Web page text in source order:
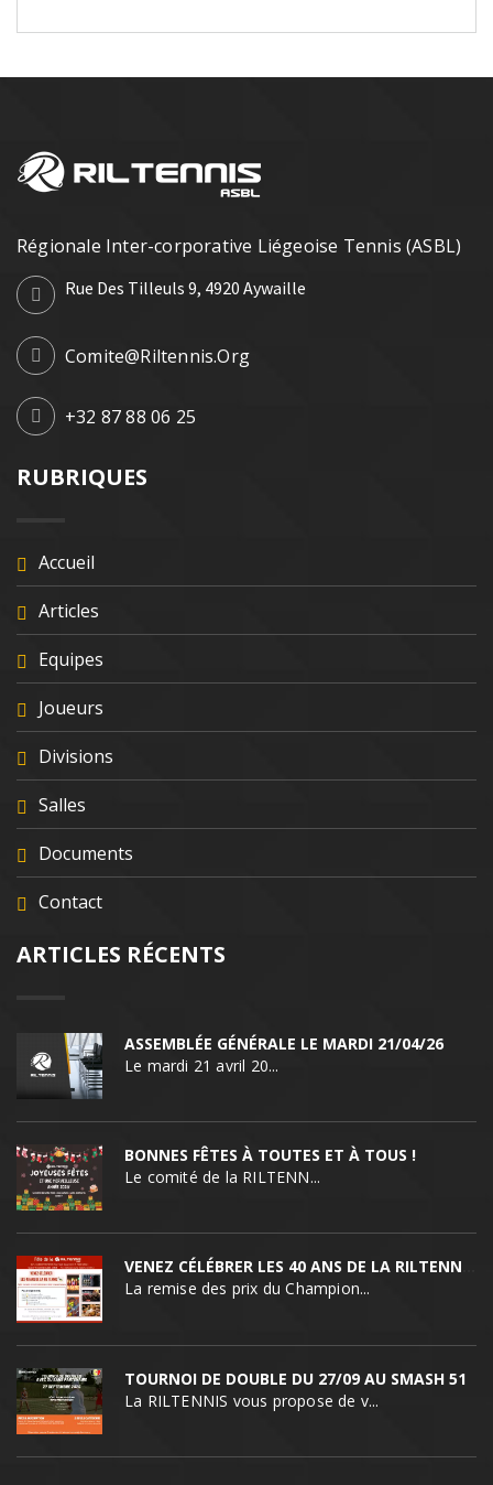
Régionale Inter-corporative Liégeoise Tennis (ASBL)
Rue Des Tilleuls 9, 4920 Aywaille
Comite@riltennis.org
+32 87 88 06 25
RUBRIQUES
Accueil
Articles
Equipes
Joueurs
Divisions
Salles
Documents
Contact
ARTICLES RÉCENTS
ASSEMBLÉE GÉNÉRALE LE MARDI 21/04/26
Le mardi 21 avril 20...
BONNES FÊTES À TOUTES ET À TOUS !
Le comité de la RILTENN...
La remise des prix du Champion...
TOURNOI DE DOUBLE DU 27/09 AU SMASH 51
La RILTENNIS vous propose de v...